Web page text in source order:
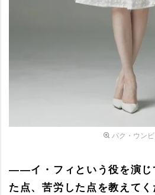
パク・ウン
――イ・フィという役を演じ
た点、苦労した点を教えてく